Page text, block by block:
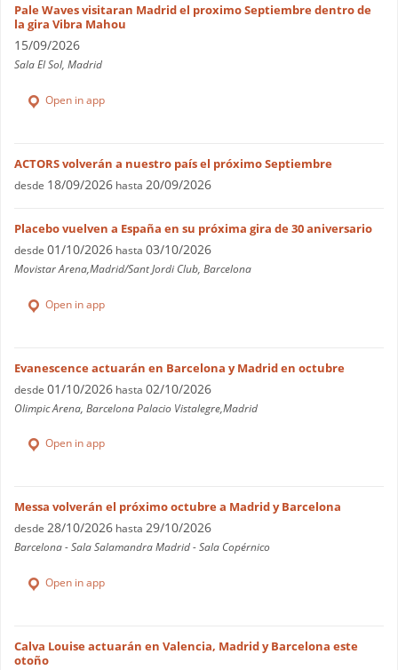
Pale Waves visitaran Madrid el proximo Septiembre dentro de
la gira Vibra Mahou
15/09/2026
Sala El Sol, Madrid
Open in app
ACTORS volverán a nuestro país el próximo Septiembre
desde 18/09/2026 hasta 20/09/2026
Placebo vuelven a España en su próxima gira de 30 aniversario
desde 01/10/2026 hasta 03/10/2026
Movistar Arena,Madrid/Sant Jordi Club, Barcelona
Open in app
Evanescence actuarán en Barcelona y Madrid en octubre
desde 01/10/2026 hasta 02/10/2026
Olimpic Arena, Barcelona Palacio Vistalegre,Madrid
Open in app
Messa volverán el próximo octubre a Madrid y Barcelona
desde 28/10/2026 hasta 29/10/2026
Barcelona - Sala Salamandra Madrid - Sala Copérnico
Open in app
Calva Louise actuarán en Valencia, Madrid y Barcelona este
otoño